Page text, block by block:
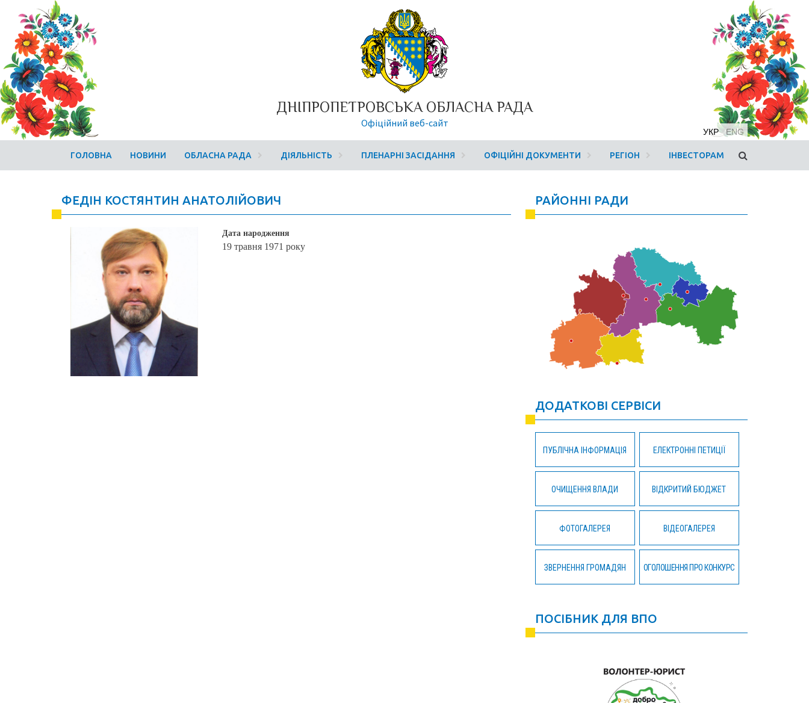
ДНІПРОПЕТРОВСЬКА ОБЛАСНА РАДА
Офіційний веб-сайт
УКР ENG
ГОЛОВНА НОВИНИ ОБЛАСНА РАДА ДІЯЛЬНІСТЬ ПЛЕНАРНІ ЗАСІДАННЯ ОФІЦІЙНІ ДОКУМЕНТИ РЕГІОН ІНВЕСТОРАМ
ФЕДІН КОСТЯНТИН АНАТОЛІЙОВИЧ
Дата народження
19 травня 1971 року
РАЙОННІ РАДИ
ДОДАТКОВІ СЕРВІСИ
ПУБЛІЧНА ІНФОРМАЦІЯ ЕЛЕКТРОННІ ПЕТИЦІЇ
ОЧИЩЕННЯ ВЛАДИ ВІДКРИТИЙ БЮДЖЕТ
ФОТОГАЛЕРЕЯ ВІДЕОГАЛЕРЕЯ
ЗВЕРНЕННЯ ГРОМАДЯН ОГОЛОШЕННЯ ПРО КОНКУРС
ПОСІБНИК ДЛЯ ВПО